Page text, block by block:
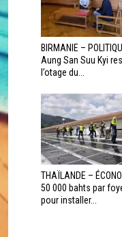
BIRMANIE –
Aung San Suu Kyi
l’otage du...
THAÏLANDE –
50 000 bahts par
pour installer...